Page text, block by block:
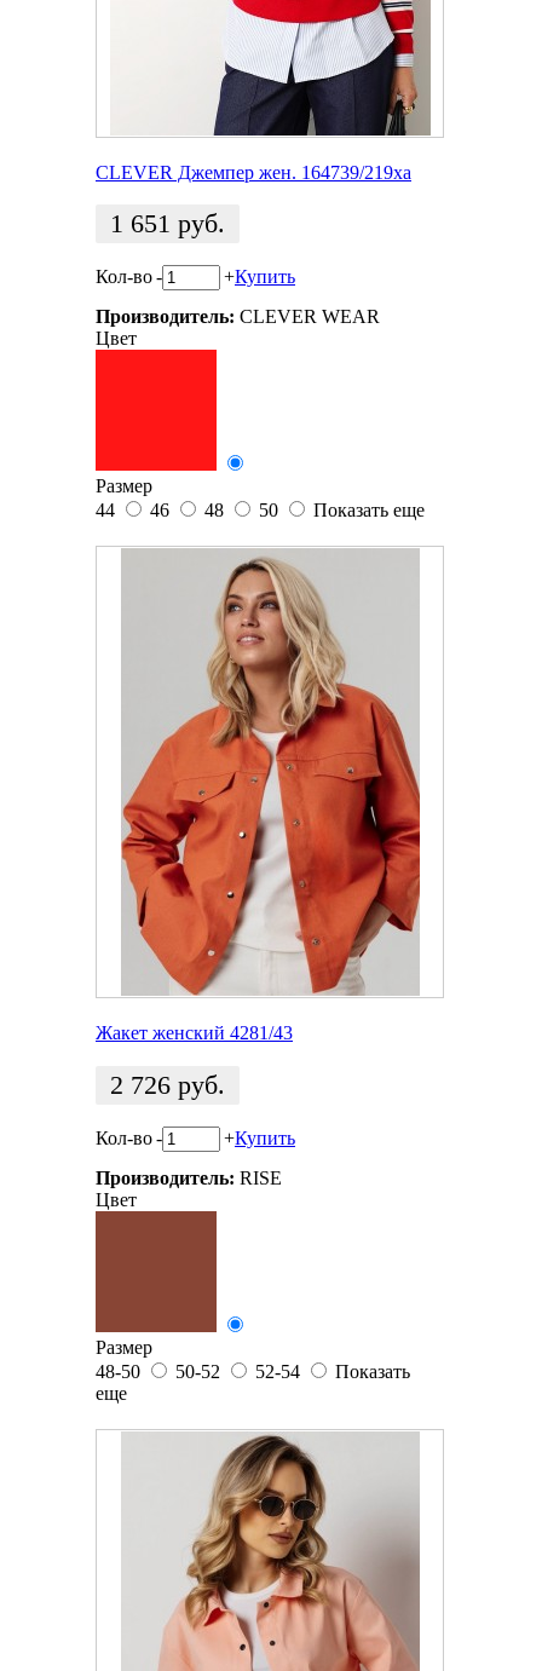
CLEVER Джемпер жен. 164739/219ха
1 651 руб.
Кол-во- +Купить
Производитель: CLEVER WEAR
Цвет
Размер
44
46 48 50 Показать еще
Жакет женский 4281/43
2 726 руб.
Кол-во- +Купить
Производитель: RISE
Цвет
Размер
48-50
50-52 52-54
Показать
еще